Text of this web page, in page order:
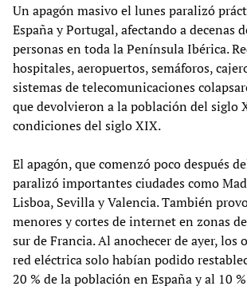
Un apagón masivo el lunes paralizó
España y Portugal, afectando a decenas
personas en toda la Península Ibérica.
hospitales, aeropuertos, semáforos,
sistemas de telecomunicaciones
que devolvieron a la población del siglo
condiciones del siglo XIX.
El apagón, que comenzó poco después
paralizó importantes ciudades como
Lisboa, Sevilla y Valencia. También
menores y cortes de internet en zonas
sur de Francia. Al anochecer de ayer, los
red eléctrica solo habían podido
20 % de la población en España y al 10